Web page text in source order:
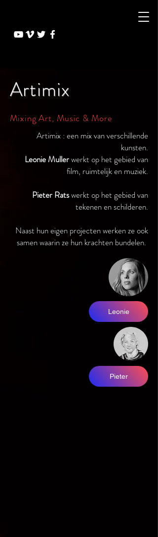
Artimix
Mixing Art, Music & More
Artimix : een mix van verschillende
kunsten.
Leonie Mullerwerkt op het gebied van
film, ruimtelijk en muziek.
Pieter Ratswerkt op het gebied van
tekenen en schilderen.
Naast hun eigen projecten werken ze ook
samen waarin ze hun krachten bundelen.
Leonie
Pieter